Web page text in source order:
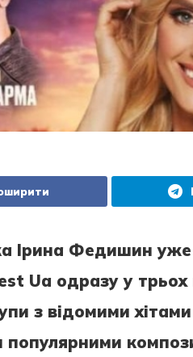
Ірина Федишин
Ua одразу у
з відомими
популярними